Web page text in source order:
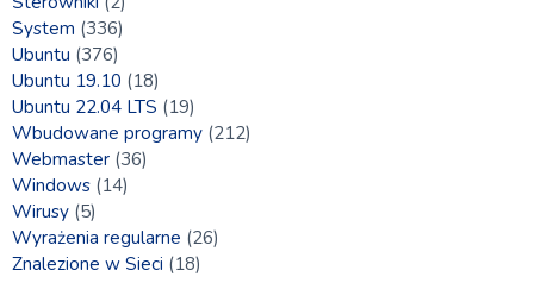
System (336)
Ubuntu (376)
Ubuntu 19.10 (18)
Ubuntu 22.04 LTS (19)
Wbudowane programy (212)
Webmaster (36)
Windows (14)
Wirusy (5)
Wyrażenia regularne (26)
Znalezione w Sieci (18)